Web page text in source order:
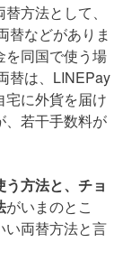
方法として、
替などがありま
を同国で使う場
替は、LINEPay
宅に外貨を届け
、若干手数料が
方法と、チョ
がいまのとこ
い両替方法と言